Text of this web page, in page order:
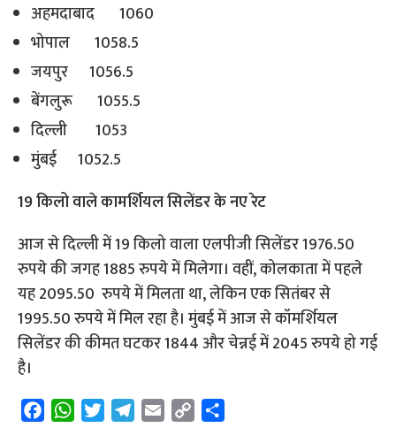
अहमदाबाद 1060
भोपाल 1058.5
जयपुर 1056.5
बेंगलुरू 1055.5
दिल्ली 1053
मुंबई 1052.5
19 किलो वाले कामर्शियल सिलेंडर के नए रेट
आज से दिल्ली में 19 किलो वाला एलपीजी सिलेंडर 1976.50
रुपये की जगह 1885 रुपये में मिलेगा। वहीं, कोलकाता में पहले
यह 2095.50 रुपये में मिलता था, लेकिन एक सितंबर से
1995.50 रुपये में मिल रहा है। मुंबई में आज से कॉमर्शियल
सिलेंडर की कीमत घटकर 1844 और चेन्नई में 2045 रुपये हो गई
है।
W